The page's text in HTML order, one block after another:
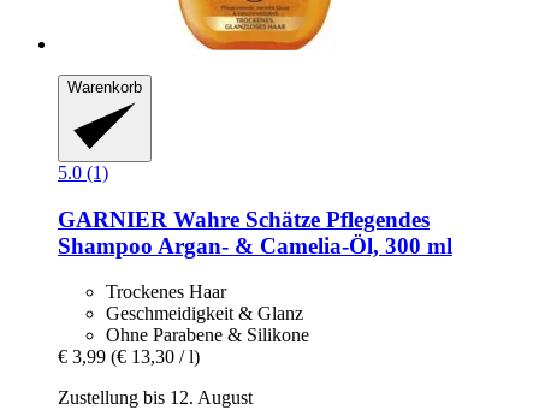
Warenkorb
5.0 (1)
GARNIER Wahre Schätze Pflegendes
Shampoo Argan-​ & Camelia-​Öl, 300 ml
Trockenes Haar
Geschmeidigkeit & Glanz
Ohne Parabene & Silikone
€ 3,99 (€ 13,30 / l)
Zustellung bis 12. August